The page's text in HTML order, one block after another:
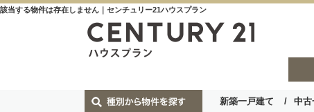
該当する物件は存在しません｜センチュリー21ハウスプラン
新築一戸建て 中古